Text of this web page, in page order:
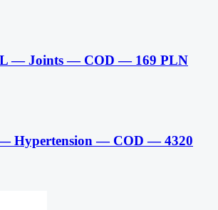
— Joints — COD — 169 PLN
Hypertension — COD — 4320